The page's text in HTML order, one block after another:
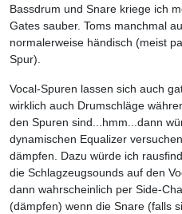
Bassdrum und Snare kriege ich
Gates sauber. Toms manchmal
normalerweise händisch (meist
Spur).
Vocal-Spuren lassen sich auch
wirklich auch Drumschläge
den Spuren sind...hmm...dann
dynamischen Equalizer
dämpfen. Dazu würde ich
die Schlagzeugsounds auf den
dann wahrscheinlich per Side-
(dämpfen) wenn die Snare (falls